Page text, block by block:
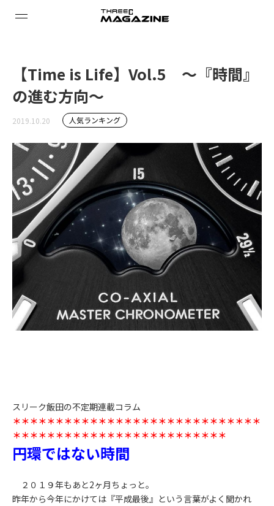
【Time is Life】Vol.5 ～『時間』
の進む方向～
2019.10.20 人気ランキング
スリーク飯田の不定期連載コラム
＊＊＊＊＊＊＊＊＊＊＊＊＊＊＊＊＊＊＊＊＊＊＊＊＊＊＊＊＊
＊＊＊＊＊＊＊＊＊＊＊＊＊＊＊＊＊＊＊＊＊＊＊＊＊
円環ではない時間
２０１９年もあと2ヶ月ちょっと。
昨年から今年にかけては『平成最後』という言葉がよく聞かれ